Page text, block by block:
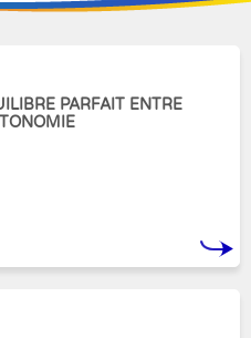
PARFAIT ENTRE